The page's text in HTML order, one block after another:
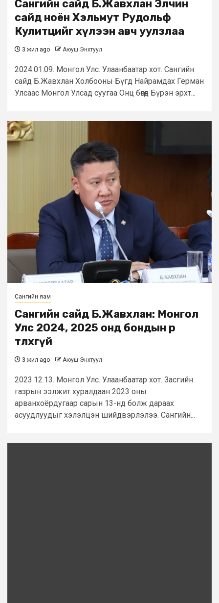
Сангийн сайд Б.Жавхлан Элчин
сайд ноён Хэльмут Рудольф
Кулитцийг хүлээн авч уулзлаа
3 жил ago Аюуш Энхтуул
2024.01.09. Монгол Улс. Улаанбаатар хот. Сангийн
сайд Б.Жавхлан Холбооны Бүгд Найрамдах Герман
Улсаас Монгол Улсад суугаа Онц бөгөөд Бүрэн эрхт...
Сангийн яам
Сангийн сайд Б.Жавхлан: Монгол
Улс 2024, 2025 онд бондын өр
төлөхгүй
3 жил ago Аюуш Энхтуул
2023.12.13. Монгол Улс. Улаанбаатар хот. Засгийн
газрын ээлжит хуралдаан 2023 оны
арванхоёрдугаар сарын 13-нд болж дараах
асуудлуудыг хэлэлцэн шийдвэрлэлээ. Сангийн...